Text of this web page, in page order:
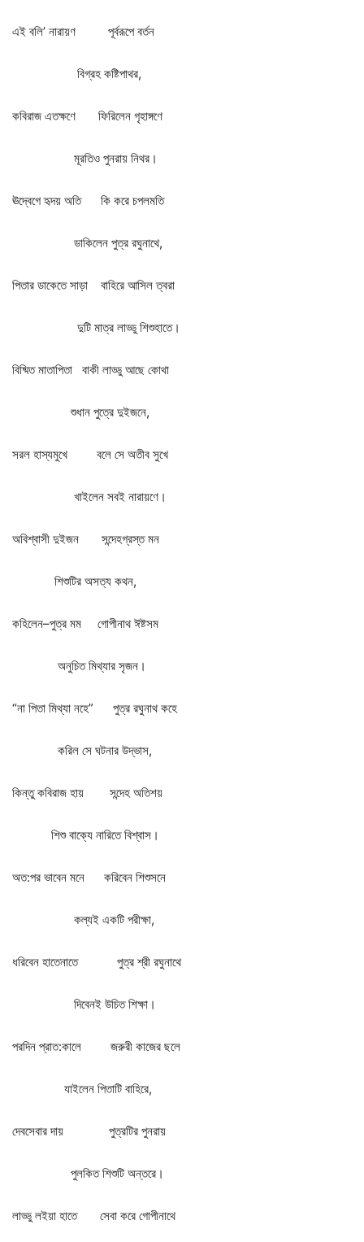
এই বলি’ নারায়ণ পূর্বরূপে বর্তন
বিগ্রহ কষ্টিপাথর,
কবিরাজ এতক্ষণে ফিরিলেন গৃহাঙ্গণে
মূরতিও পুনরায় নিথর।
ঊদ্বেগে হৃদয় অতি কি করে চপলমতি
ডাকিলেন পুত্র রঘুনাথে,
পিতার ডাকেতে সাড়া বাহিরে আসিল ত্বরা
দুটি মাত্র লাড্ডু শিশুহাতে।
বিষ্মিত মাতাপিতা বাকী লাড্ডু আছে কোথা
শুধান পুত্রে দুইজনে,
সরল হাস্যমুখে বলে সে অতীব সুখে
খাইলেন সবই নারায়ণে।
অবিশ্বাসী দুইজন সন্দেহগ্রস্ত মন
শিশুটির অসত্য কথন,
কহিলেন–পুত্র মম গোপীনাথ ঈষ্টসম
অনুচিত মিথ্যার সৃজন।
“না পিতা মিথ্যা নহে” পুত্র রঘুনাথ কহে
করিল সে ঘটনার উদ্ভাস,
কিন্তু কবিরাজ হায় সন্দেহ অতিশয়
শিশু বাক্যে নারিতে বিশ্বাস।
অত:পর ভাবেন মনে করিবেন শিশুসনে
কল্যই একটি পরীক্ষা,
ধরিবেন হাতেনাতে পুত্র শ্রী রঘুনাথে
দিবেনই উচিত শিক্ষা।
পরদিন প্রাত:কালে জরুরী কাজের ছলে
যাইলেন পিতাটি বাহিরে,
দেবসেবার দায় পুত্রটির পুনরায়
পুলকিত শিশুটি অন্তরে।
লাড্ডু লইয়া হাতে সেবা করে গোপীনাথে